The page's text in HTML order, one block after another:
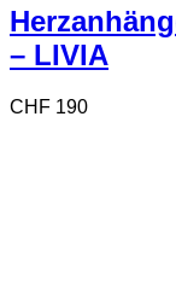
– LIVIA
CHF 190